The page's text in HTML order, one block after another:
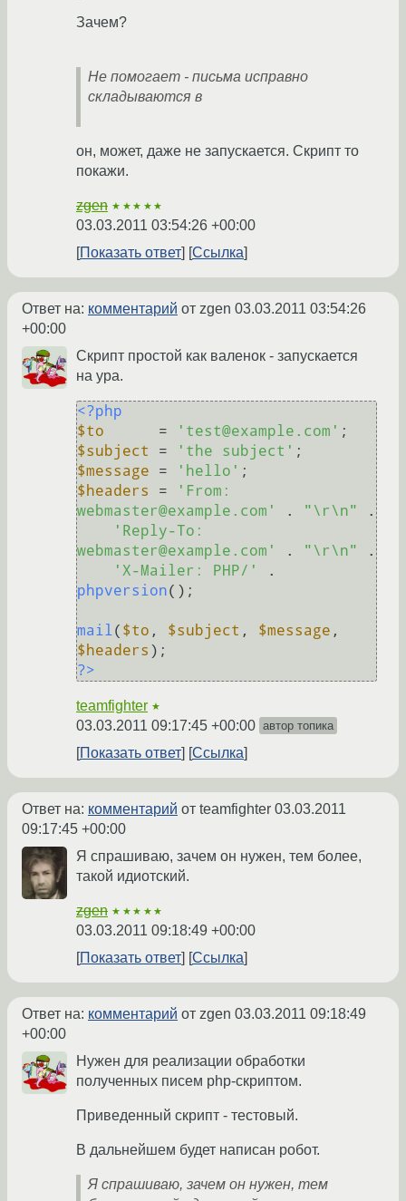
Зачем?
Не помогает - письма исправно
складываются в
он, может, даже не запускается. Скрипт то
покажи.
zgen ★★★★★
03.03.2011 03:54:26 +00:00
Показать ответ
Ссылка
Ответ на: комментарий от zgen 03.03.2011 03:54:26
+00:00
Скрипт простой как валенок - запускается
на ура.
<?php
$to
      =
'test@example.com'
$subject
= 'the subject'
$message = 'hello'
$headers
=
'From:
webmaster@example.com'
. "\r\n"
.
'Reply-To:
webmaster@example.com'
. "\r\n"
.
'X-Mailer: PHP/'
phpversion();
mail( $to , $subject , $message
$headers
?>
teamfighter ★
03.03.2011 09:17:45 +00:00 автор топика
Показать ответ Ссылка
Ответ на: комментарий от teamfighter 03.03.2011
09:17:45 +00:00
Я спрашиваю, зачем он нужен, тем более,
такой идиотский.
zgen ★★★★★
03.03.2011 09:18:49 +00:00
Показать ответ
Ссылка
Ответ на: комментарий от zgen 03.03.2011 09:18:49
+00:00
Нужен для реализации обработки
полученных писем php-скриптом.
Приведенный скрипт - тестовый.
В дальнейшем будет написан робот.
Я спрашиваю, зачем он нужен, тем